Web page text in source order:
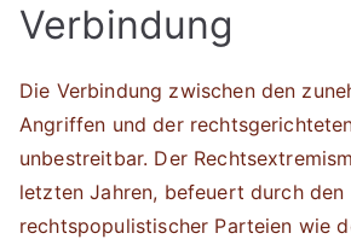
Verbindung
Die Verbindung zwischen den
Angriffen und der
unbestreitbar. Der
letzten Jahren, befeuert durch den
rechtspopulistischer Parteien wie